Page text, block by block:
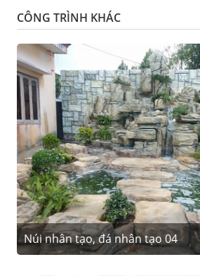
CÔNG TRÌNH KHÁC
Núi nhân tạo, đá nhân tạo 04